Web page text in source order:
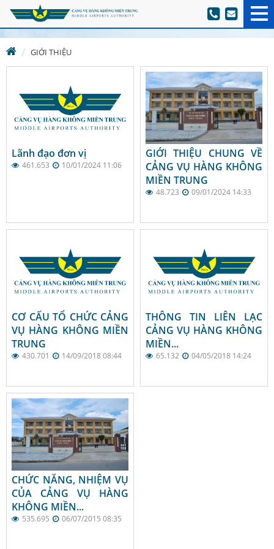
GIỚI THIỆU
Lãnh đạo đơn vị
461.653 10/01/2024 11:06
GIỚI THIỆU CHUNG VỀ
CẢNG VỤ HÀNG KHÔNG
MIỀN TRUNG
48.723 09/01/2024 14:33
CƠ CẤU TỔ CHỨC CẢNG
VỤ HÀNG KHÔNG MIỀN
TRUNG
430.701 14/09/2018 08:44
THÔNG TIN LIÊN LẠC
CẢNG VỤ HÀNG KHÔNG
MIỀN...
65.132 04/05/2018 14:24
CHỨC NĂNG, NHIỆM VỤ
CỦA CẢNG VỤ HÀNG
KHÔNG MIỀN...
535.695 06/07/2015 08:35